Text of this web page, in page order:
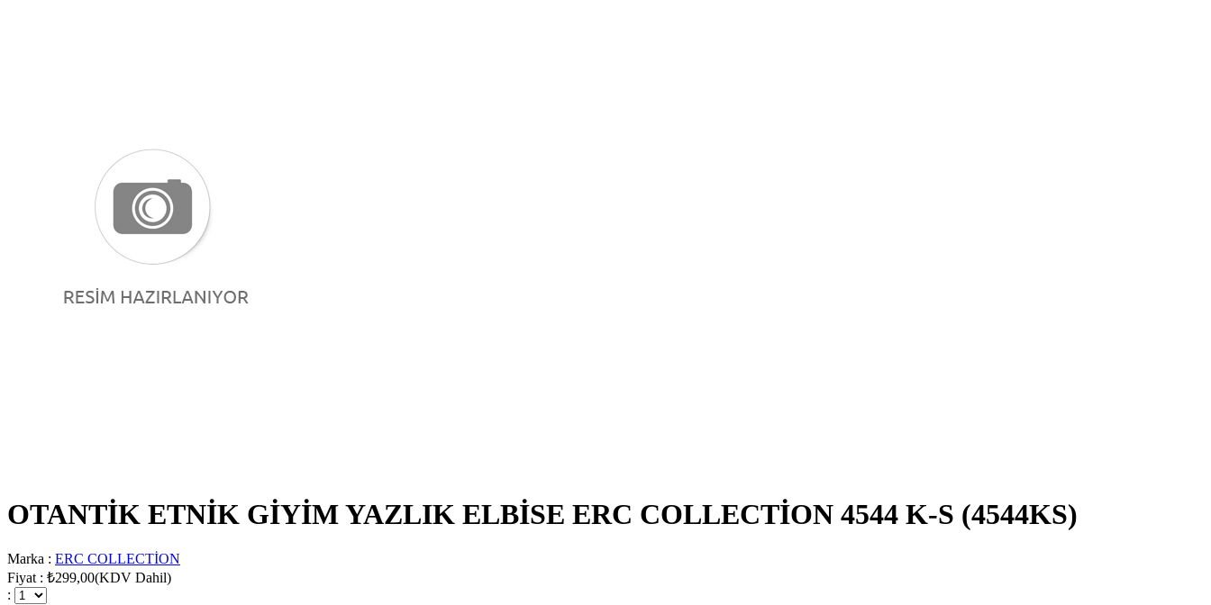
OTANTİK ETNİK GİYİM YAZLIK ELBİSE ERC COLLECTİON 4544 K-S (4544KS)
Marka : ERC COLLECTİON
Fiyat : ₺299,00(KDV Dahil)
: